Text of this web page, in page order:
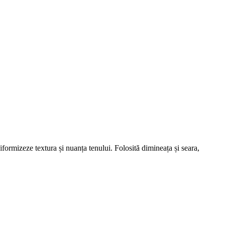
textura și nuanța tenului. Folosită dimineața și seara,